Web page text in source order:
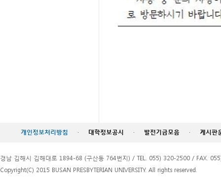
개인정보처리방침 · 대학정보공시 · 발전기금모음 · 게시판
경남 김해시 김해대로 1894-68 (구산동 764번지) / TEL. 055) 320-2500 / FAX.
Copyright(C) 2015 BUSAN PRESBYTERIAN UNIVERSITY. All rights reserved.